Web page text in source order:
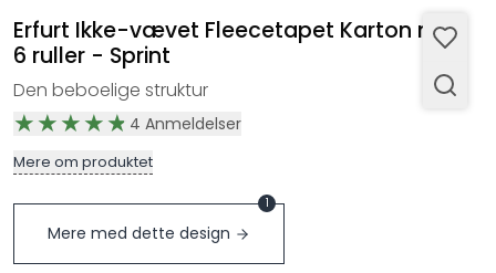
Erfurt Ikke-vævet Fleecetapet Karton med
6 ruller - Sprint
Den beboelige struktur
4 Anmeldelser
Mere om produktet
Mere med dette design
1